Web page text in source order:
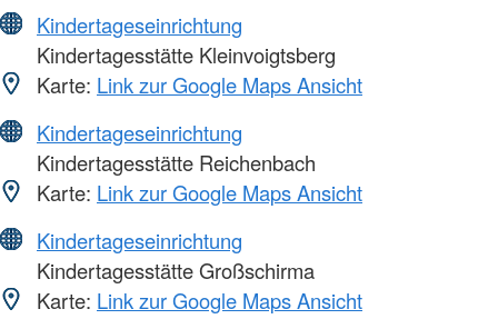
Kindertageseinrichtung
Kindertagesstätte Kleinvoigtsberg
Karte: Link zur Google Maps Ansicht
Kindertageseinrichtung
Kindertagesstätte Reichenbach
Karte: Link zur Google Maps Ansicht
Kindertageseinrichtung
Kindertagesstätte Großschirma
Karte: Link zur Google Maps Ansicht